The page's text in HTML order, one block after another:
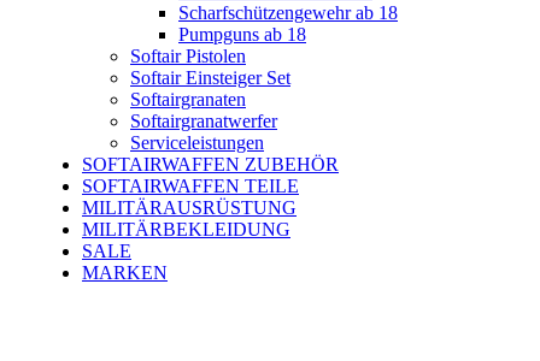
Scharfschützengewehr ab 18
Pumpguns ab 18
Softair Pistolen
Softair Einsteiger Set
Softairgranaten
Softairgranatwerfer
Serviceleistungen
SOFTAIRWAFFEN ZUBEHÖR
SOFTAIRWAFFEN TEILE
MILITÄRAUSRÜSTUNG
MILITÄRBEKLEIDUNG
SALE
MARKEN